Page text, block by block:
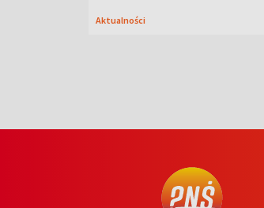
Aktualności